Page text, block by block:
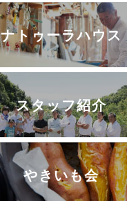
ナトゥーラハウス
スタッフ紹介
やきいも会